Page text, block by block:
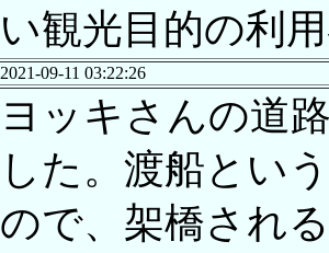
い観光目的の利
2021-09-11 03:22:26
ヨッキさんの道
した。渡船とい
ので、架橋され